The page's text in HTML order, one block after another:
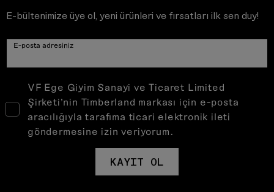
E-bültenimize üye ol, yeni ürünleri ve fırsatları ilk sen duy!
E-posta adresiniz
VF Ege Giyim Sanayi ve Ticaret Limited
Şirketi’nin Timberland markası için e-posta
aracılığıyla tarafıma ticari elektronik ileti
göndermesine izin veriyorum.
KAYIT OL